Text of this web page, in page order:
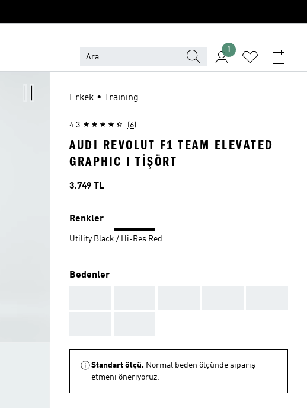
1
Erkek • Training
4.3 (6)
AUDI REVOLUT F1 TEAM ELEVATED
GRAPHIC I TİŞÖRT
Fiyat
3.749 TL
Renkler
Utility Black / Hi-Res Red
Bedenler
Standart ölçü. Normal beden ölçünde sipariş
etmeni öneriyoruz.